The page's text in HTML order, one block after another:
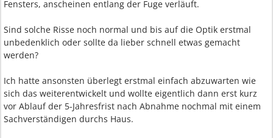
Fensters, anscheinen entlang der Fuge verläuft.
Sind solche Risse noch normal und bis auf die Optik erstmal
unbedenklich oder sollte da lieber schnell etwas gemacht
werden?
Ich hatte ansonsten überlegt erstmal einfach abzuwarten wie
sich das weiterentwickelt und wollte eigentlich dann erst kurz
vor Ablauf der 5-Jahresfrist nach Abnahme nochmal mit einem
Sachverständigen durchs Haus.